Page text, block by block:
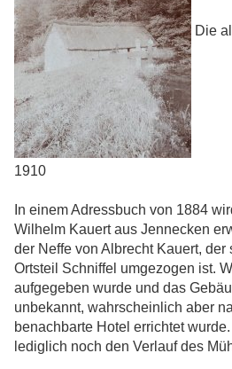
Die
1910
In einem Adressbuch von 1884
Wilhelm Kauert aus Jennecken
der Neffe von Albrecht Kauert, der
Ortsteil Schniffel umgezogen ist.
aufgegeben wurde und das
unbekannt, wahrscheinlich aber
benachbarte Hotel errichtet
lediglich noch den Verlauf des